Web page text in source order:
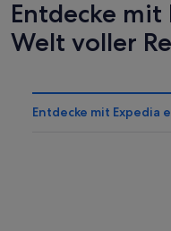
Entdecke mit
Welt voller
Entdecke mit Expedia